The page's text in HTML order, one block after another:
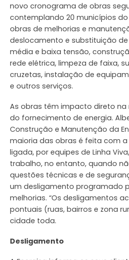
novo cronograma de obras
contemplando 20 municípios do
obras de melhorias e
deslocamento e substituição
média e baixa tensão,
rede elétrica, limpeza de faixa,
cruzetas, instalação de
e outros serviços.
As obras têm impacto direto
do fornecimento de energia.
Construção e Manutenção da
maioria das obras é feita com a
ligada, por equipes de Linha
trabalho, no entanto, quando
questões técnicas e de
um desligamento programado
melhorias. “Os desligamentos
pontuais (ruas, bairros e zona
cidade toda.
Desligamento